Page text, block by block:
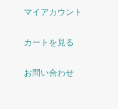
マイアカウント
カートを見る
お問い合わせ